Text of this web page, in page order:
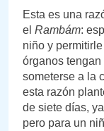
Esta es una
el Rambám:
niño y
órganos
someterse a la
esta razón
de siete días,
pero para un